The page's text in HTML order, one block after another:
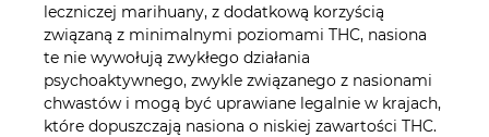
leczniczej marihuany, z dodatkową korzyścią
związaną z minimalnymi poziomami THC, nasiona
te nie wywołują zwykłego działania
psychoaktywnego, zwykle związanego z nasionami
chwastów i mogą być uprawiane legalnie w krajach,
które dopuszczają nasiona o niskiej zawartości THC.